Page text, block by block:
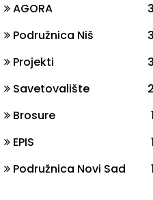
AGORA
3
Podružnica Niš
3
Projekti
3
Savetovalište
2
Brosure
1
EPIS
1
Podružnica Novi Sad
1